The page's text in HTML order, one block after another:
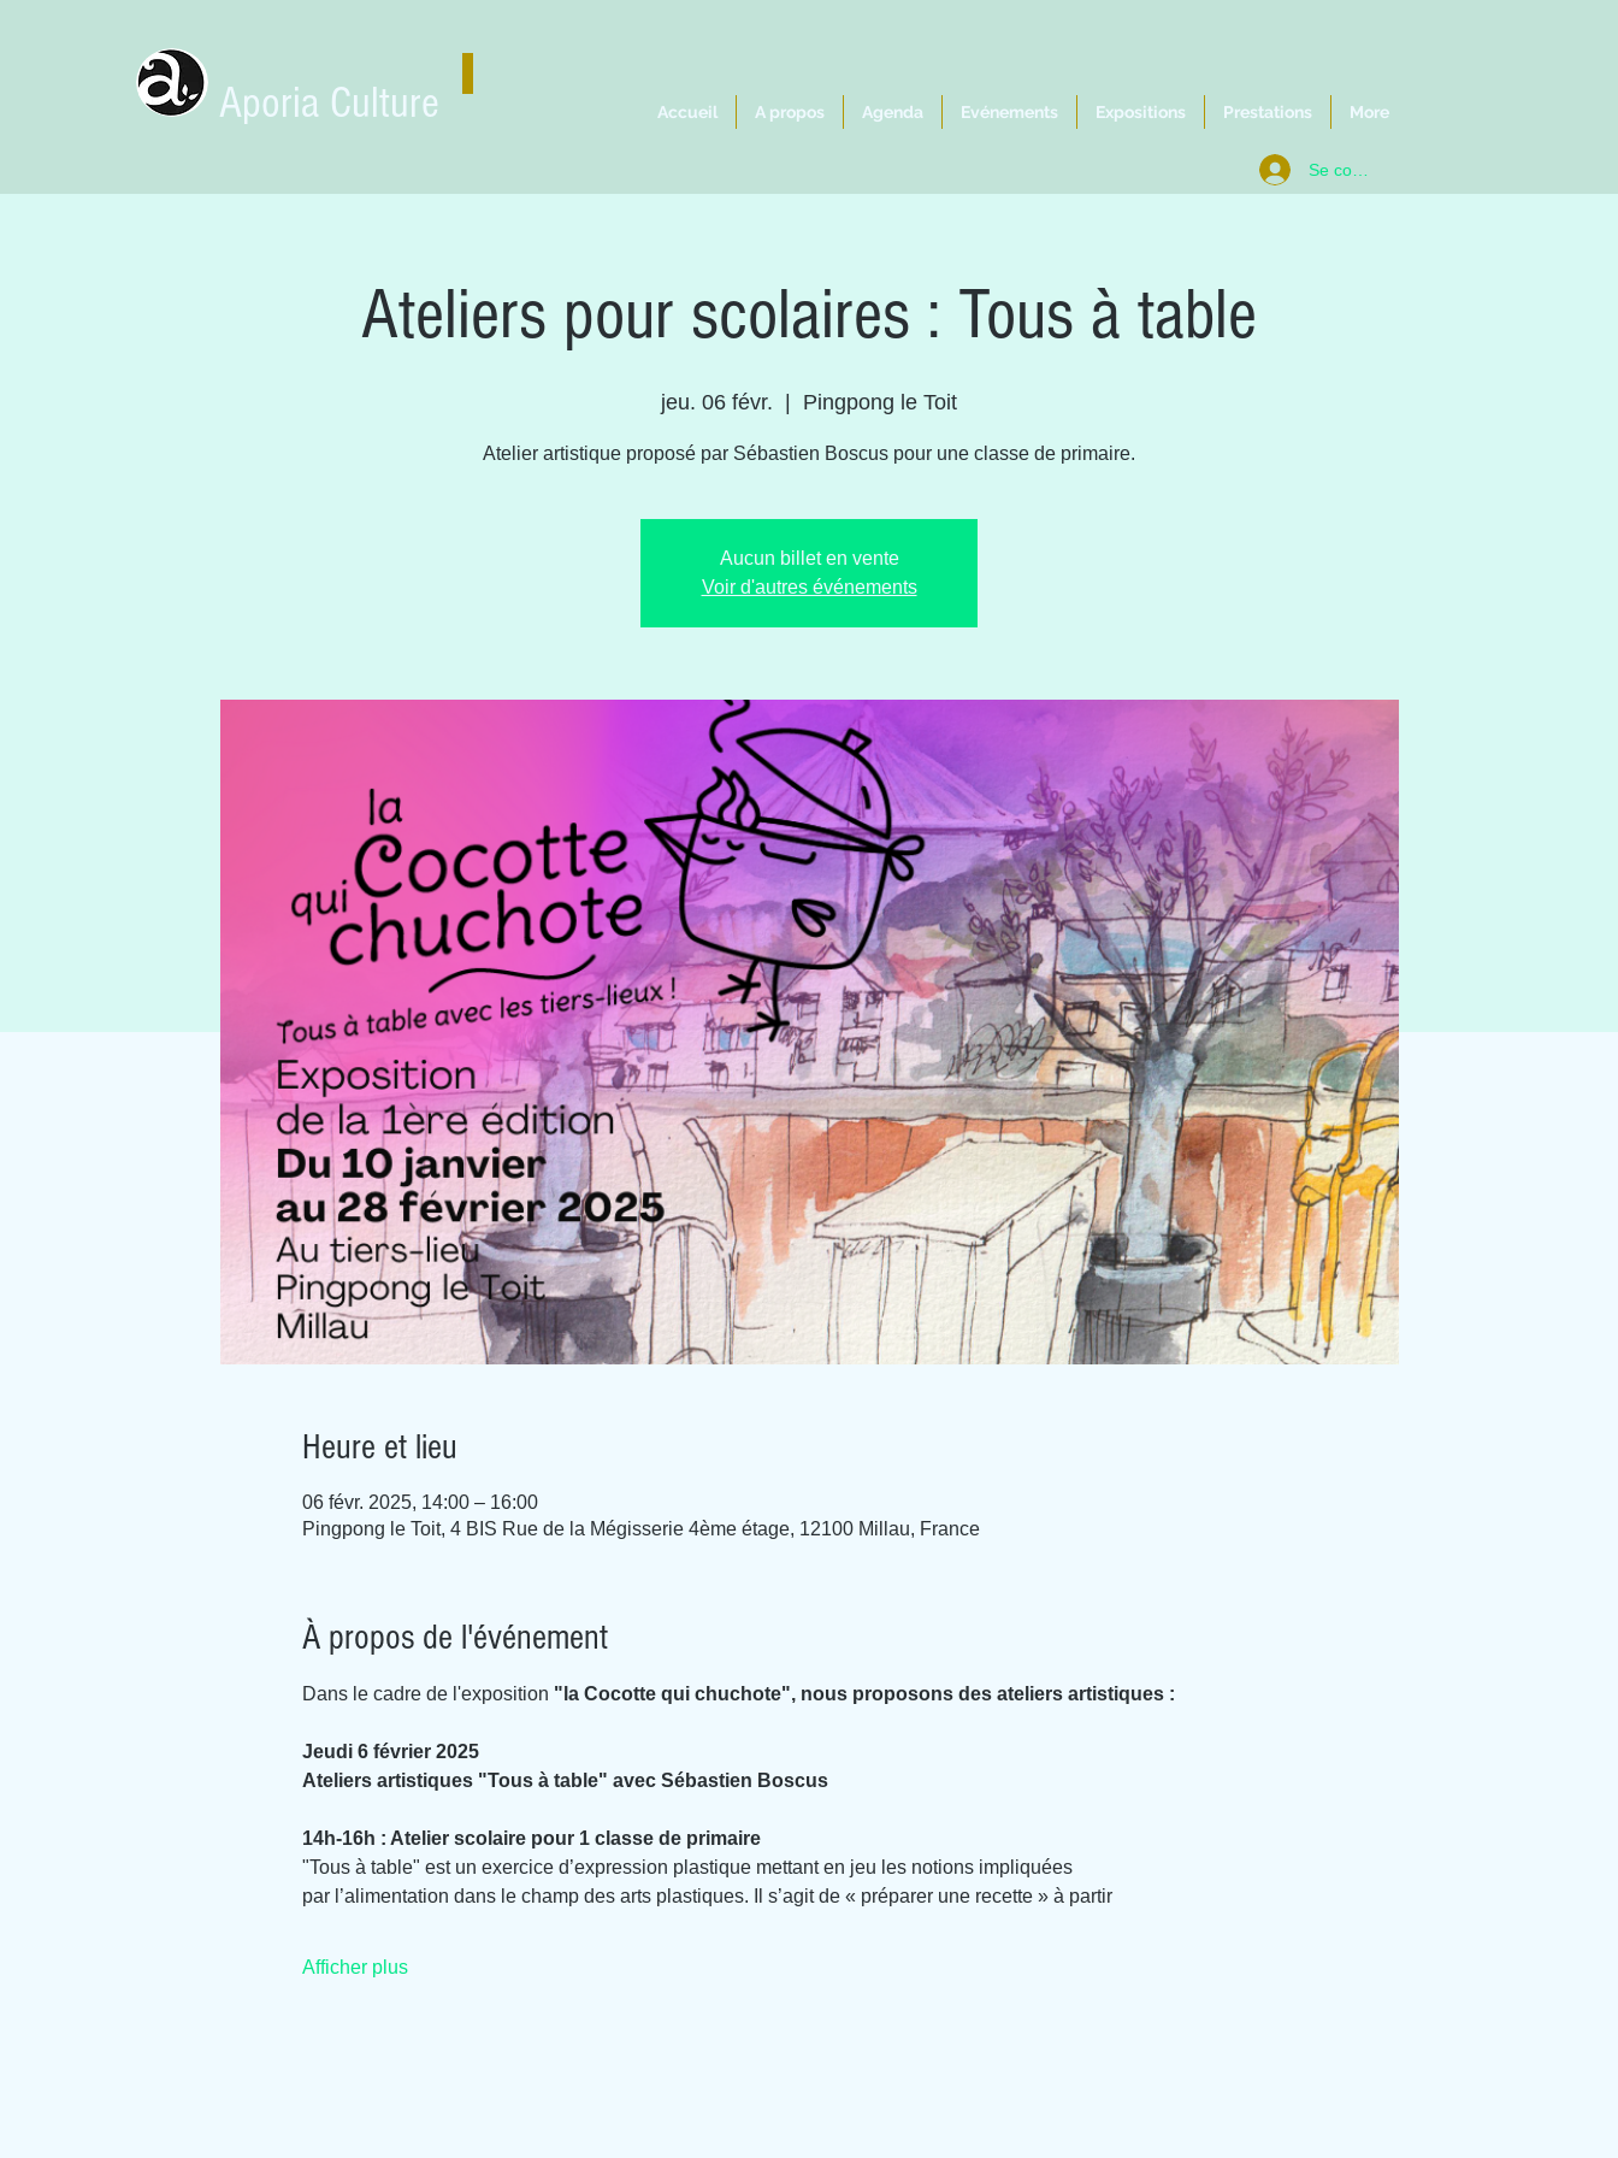
Aporia Culture Accueil A propos Agenda Evénements Expositions Prestations More
Se connecter
Ateliers pour scolaires : Tous à table
jeu. 06 févr. Pingpong le Toit
Atelier artistique proposé par Sébastien Boscus pour une classe de primaire.
Aucun billet en vente
Voir d'autres événements
Heure et lieu
06 févr. 2025, 14:00 – 16:00
Pingpong le Toit, 4 BIS Rue de la Mégisserie 4ème étage, 12100 Millau, France
À propos de l'événement
Dans le cadre de l'exposition "la Cocotte qui chuchote", nous proposons des ateliers artistiques :
Jeudi 6 février 2025
Ateliers artistiques "Tous à table" avec Sébastien Boscus
14h-16h : Atelier scolaire pour 1 classe de primaire
"Tous à table" est un exercice d’expression plastique mettant en jeu les notions impliquées
par l’alimentation dans le champ des arts plastiques. Il s’agit de « préparer une recette » à partir
Afficher plus